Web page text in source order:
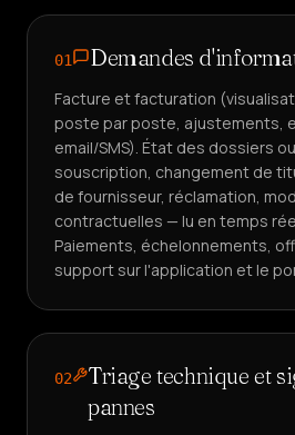
01 Demandes
Facture et facturation
poste par poste, ajustements,
email/SMS). État des dossiers
souscription, changement de
de fournisseur, réclamation,
contractuelles — lu en temps
Paiements, échelonnements,
support sur l'application et le
02
Triage technique et
pannes